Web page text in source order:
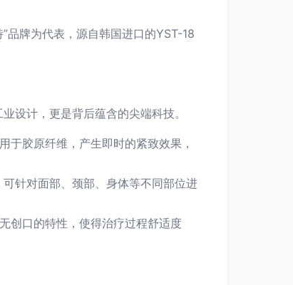
品牌为代表，源自韩国进口的YST-18
设计，更是背后蕴含的尖端科技。
于胶原纤维，产生即时的紧致效果，
针对面部、颈部、身体等不同部位进
创口的特性，使得治疗过程舒适度